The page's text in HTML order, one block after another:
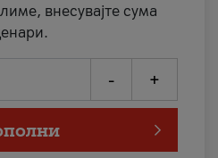
внесувајте сума
- +